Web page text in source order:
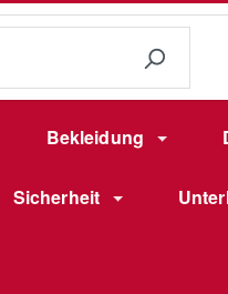
Bekleidung
Sicherheit